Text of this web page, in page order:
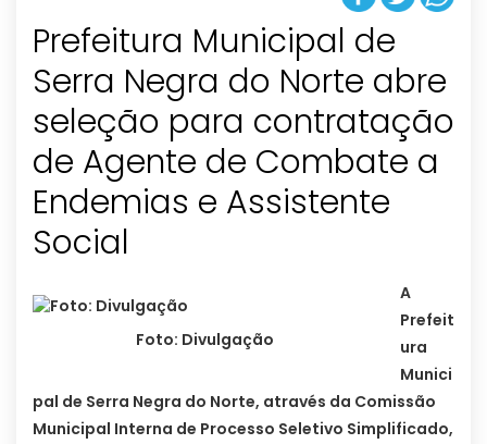
Prefeitura Municipal de
Serra Negra do Norte abre
seleção para contratação
de Agente de Combate a
Endemias e Assistente
Social
Foto: Divulgação
A
Prefeit
ura
Munici
pal de Serra Negra do Norte, através da Comissão
Municipal Interna de Processo Seletivo Simplificado,